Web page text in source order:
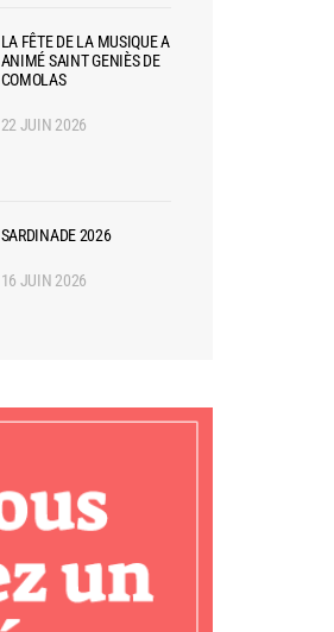
LA FÊTE DE LA MUSIQUE A
ANIMÉ SAINT GENIÈS DE
COMOLAS
22 JUIN 2026
SARDINADE 2026
16 JUIN 2026